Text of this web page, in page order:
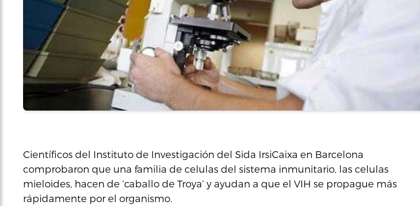
Científicos del Instituto de Investigación del Sida IrsiCaixa en Barcelona
comprobaron que una familia de celulas del sistema inmunitario, las celulas
mieloides, hacen de ‘caballo de Troya’ y ayudan a que el VIH se propague más
rápidamente por el organismo.